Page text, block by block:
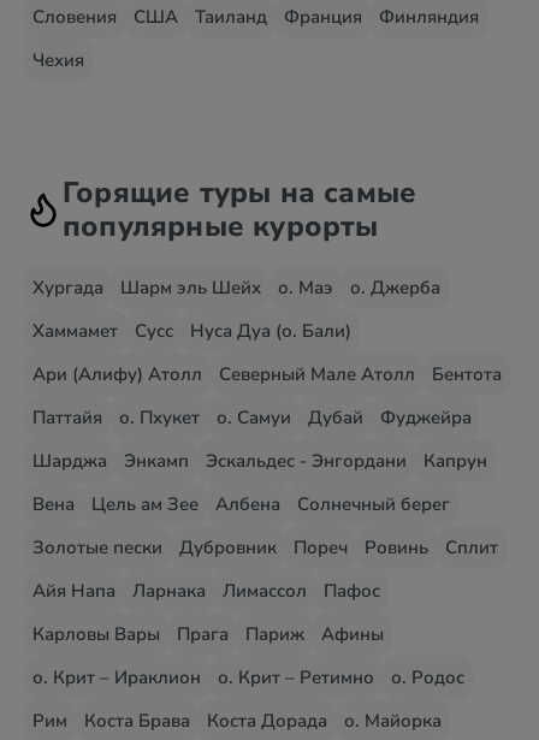
Словения
США Таиланд Франция
Финляндия
Чехия
Горящие туры на самые
популярные курорты
Хургада Шарм эль Шейх о. Маэ
о. Джерба
Хаммамет
Сусс
Нуса Дуа (о. Бали)
Ари (Алифу) Атолл
Северный Мале Атолл
Бентота
Паттайя
о. Пхукет о. Самуи Дубай
Фуджейра
Шарджа
Энкамп Эскальдес - Энгордани
Капрун
Вена
Цель ам Зее Албена
Солнечный берег
Золотые пески
Дубровник Пореч Ровинь
Сплит
Айя Напа
Ларнака Лимассол
Пафос
Карловы Вары
Прага Париж
Афины
о. Крит – Ираклион
о. Крит – Ретимно
о. Родос
Рим
Коста Брава Коста Дорада
о. Майорка